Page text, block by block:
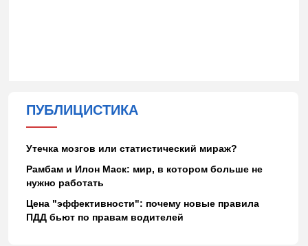
ПУБЛИЦИСТИКА
Утечка мозгов или статистический мираж?
Рамбам и Илон Маск: мир, в котором больше не
нужно работать
Цена "эффективности": почему новые правила
ПДД бьют по правам водителей